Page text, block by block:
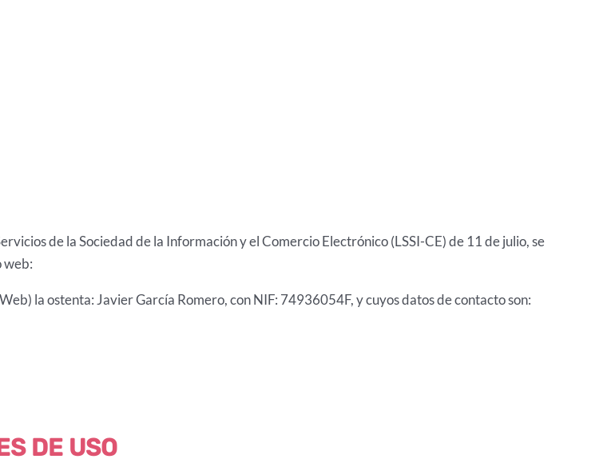
de la Sociedad de la Información y el Comercio Electrónico (LSSI-CE) de 11 de julio, se
web:
la ostenta: Javier García Romero, con NIF: 74936054F, y cuyos datos de contacto son:
DE USO